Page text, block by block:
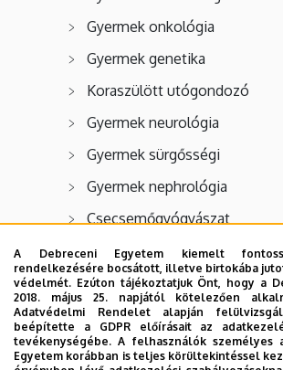
A Debreceni Egyetem kiemelt
rendelkezésére bocsátott, illetve birtokába
védelmét. Ezúton tájékoztatjuk Önt, hogy a
2018. május 25. napjától kötelezően
Adatvédelmi Rendelet alapján
beépítette a GDPR előírásait az
tevékenységébe. A felhasználók személyes
Egyetem korábban is teljes körültekintéssel
Gyermek onkológia
Gyermek genetika
Koraszülött utógondozó
Gyermek neurológia
Gyermek sürgősségi
Gyermek nephrológia
Csecsemőgyógyászat
Gyermek pulmonológia
Gyermek infektológia
Koraszülött intenzív
Gyermek pszichológia